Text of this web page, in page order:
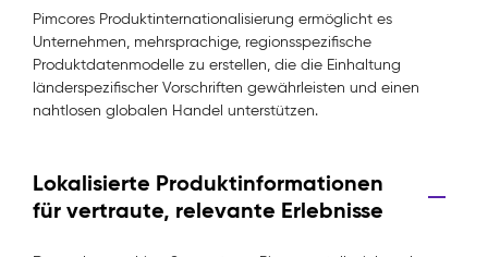
Pimcores Produktinternationalisierung ermöglicht es
Unternehmen, mehrsprachige, regionsspezifische
Produktdatenmodelle zu erstellen, die die Einhaltung
länderspezifischer Vorschriften gewährleisten und einen
nahtlosen globalen Handel unterstützen.
Lokalisierte Produktinformationen
für vertraute, relevante Erlebnisse